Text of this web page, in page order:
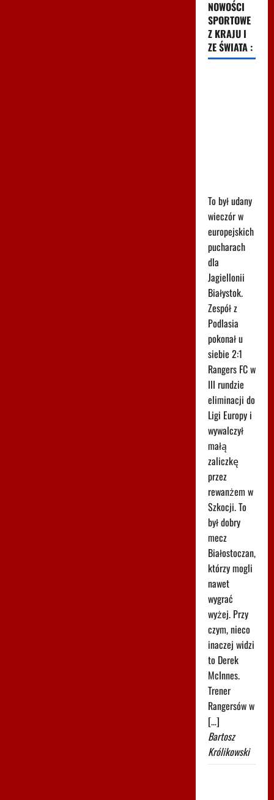
NOWOŚCI
SPORTOWE
Z KRAJU I
ZE ŚWIATA :
To był udany
wieczór w
europejskich
pucharach
dla
Jagiellonii
Białystok.
Zespół z
Podlasia
pokonał u
siebie 2:1
Rangers FC w
III rundzie
eliminacji do
Ligi Europy i
wywalczył
małą
zaliczkę
przez
rewanżem w
Szkocji. To
był dobry
mecz
Białostoczan,
którzy mogli
nawet
wygrać
wyżej. Przy
czym, nieco
inaczej widzi
to Derek
McInnes.
Trener
Rangersów w
[…]
Bartosz
Królikowski